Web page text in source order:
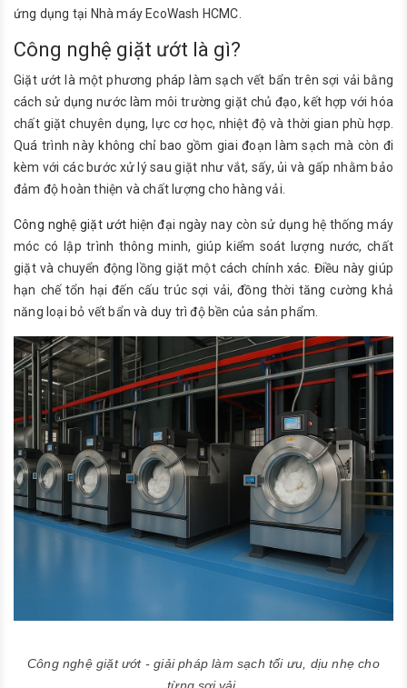
ứng dụng tại Nhà máy EcoWash HCMC.
Công nghệ giặt ướt là gì?
Giặt ướt là một phương pháp làm sạch vết bẩn trên sợi vải bằng
cách sử dụng nước làm môi trường giặt chủ đạo, kết hợp với hóa
chất giặt chuyên dụng, lực cơ học, nhiệt độ và thời gian phù hợp.
Quá trình này không chỉ bao gồm giai đoạn làm sạch mà còn đi
kèm với các bước xử lý sau giặt như vắt, sấy, ủi và gấp nhằm bảo
đảm độ hoàn thiện và chất lượng cho hàng vải.
Công nghệ giặt ướt hiện đại ngày nay còn sử dụng hệ thống máy
móc có lập trình thông minh, giúp kiểm soát lượng nước, chất
giặt và chuyển động lồng giặt một cách chính xác. Điều này giúp
hạn chế tổn hại đến cấu trúc sợi vải, đồng thời tăng cường khả
năng loại bỏ vết bẩn và duy trì độ bền của sản phẩm.
Công nghệ giặt ướt - giải pháp làm sạch tối ưu, dịu nhẹ cho